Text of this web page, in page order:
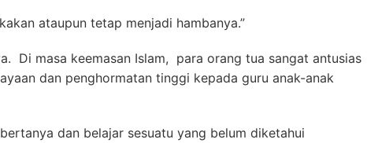
ataupun tetap menjadi hambanya.”
Di masa keemasan Islam, para orang tua sangat antusias
dan penghormatan tinggi kepada guru anak-anak
dan belajar sesuatu yang belum diketahui